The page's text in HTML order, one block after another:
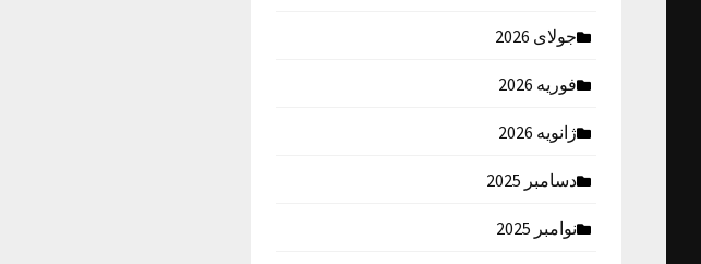
جولای 2026
فوریه 2026
ژانویه 2026
دسامبر 2025
نوامبر 2025